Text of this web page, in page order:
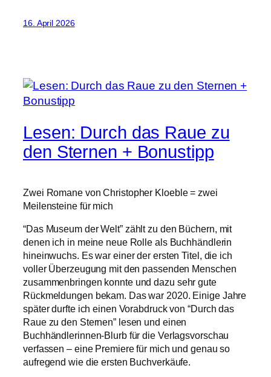
16. April 2026
Lesen: Durch das Raue zu
den Sternen + Bonustipp
Zwei Romane von Christopher Kloeble = zwei
Meilensteine für mich
“Das Museum der Welt” zählt zu den Büchern, mit
denen ich in meine neue Rolle als Buchhändlerin
hineinwuchs. Es war einer der ersten Titel, die ich
voller Überzeugung mit den passenden Menschen
zusammenbringen konnte und dazu sehr gute
Rückmeldungen bekam. Das war 2020. Einige Jahre
später durfte ich einen Vorabdruck von “Durch das
Raue zu den Sternen” lesen und einen
Buchhändlerinnen-Blurb für die Verlagsvorschau
verfassen – eine Premiere für mich und genau so
aufregend wie die ersten Buchverkäufe.